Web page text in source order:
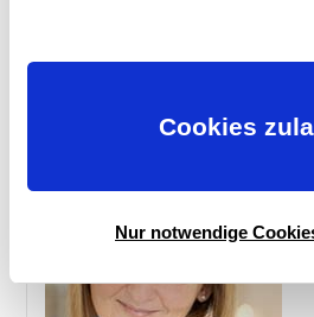
Impressum.
Cookies
Nur notwendige